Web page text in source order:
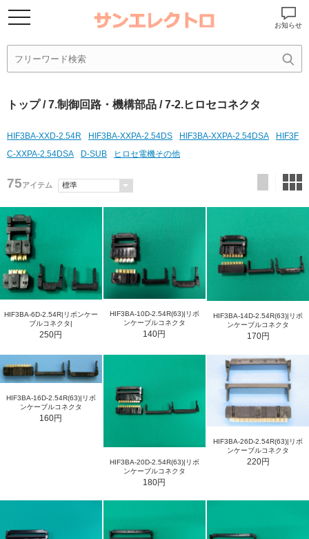
お知らせ
トップ/7.制御回路・機構部品 / 7-2.ヒロセコネクタ
HIF3BA-XXD-2.54R HIF3BA-XXPA-2.54DS HIF3BA-XXPA-2.54DSA
HIF3F
C-XXPA-2.54DSA
D-SUB ヒロセ電機その他
75アイテム
HIF3BA-6D-2.54R|リボンケー
ブルコネクタ|
250円
HIF3BA-10D-2.54R(63)|リボ
ンケーブルコネクタ
140円
HIF3BA-14D-2.54R(63)|リボ
ンケーブルコネクタ
170円
HIF3BA-16D-2.54R(63)|リボ
ンケーブルコネクタ
160円
HIF3BA-20D-2.54R(63)|リボ
ンケーブルコネクタ
180円
HIF3BA-26D-2.54R(63)|リボ
ンケーブルコネクタ
220円